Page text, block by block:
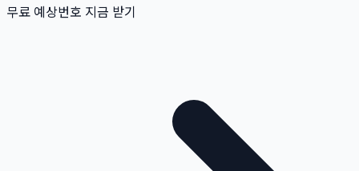
무료 예상번호 지금 받기